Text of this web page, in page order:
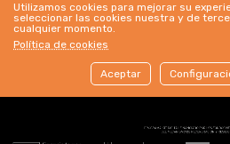
Utilizamos cookies para mejorar su
seleccionar las cookies nuestra y de
cualquier momento.
Política de cookies
Aceptar